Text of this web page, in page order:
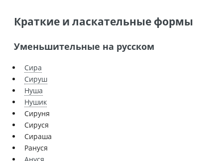
Краткие и ласкательные формы
Уменьшительные на русском
Сира
Сируш
Нуша
Нушик
Сируня
Сируся
Сираша
Рануся